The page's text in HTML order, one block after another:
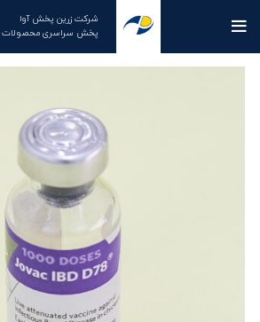
شرکت زرین پخش آوا
پخش سراسری محصولات